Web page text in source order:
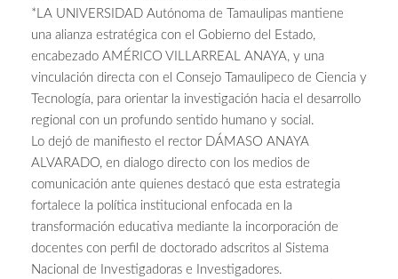
*LA UNIVERSIDAD Autónoma de Tamaulipas mantiene
una alianza estratégica con el Gobierno del Estado,
encabezado AMÉRICO VILLARREAL ANAYA, y una
vinculación directa con el Consejo Tamaulipeco de Ciencia y
Tecnología, para orientar la investigación hacia el desarrollo
regional con un profundo sentido humano y social.
Lo dejó de manifiesto el rector DÁMASO ANAYA
ALVARADO, en dialogo directo con los medios de
comunicación ante quienes destacó que esta estrategia
fortalece la política institucional enfocada en la
transformación educativa mediante la incorporación de
docentes con perfil de doctorado adscritos al Sistema
Nacional de Investigadoras e Investigadores.